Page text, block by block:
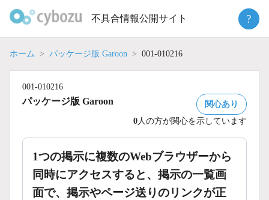
不具合情報公開サイト ?
ホーム パッケージ版 Garoon 001-010216
001-010216
パッケージ版 Garoon
関心あり
0 人の方が関心を示しています
1つの掲示に複数のWebブラウザーから
同時にアクセスすると、掲示の一覧画
面で、掲示やページ送りのリンクが正